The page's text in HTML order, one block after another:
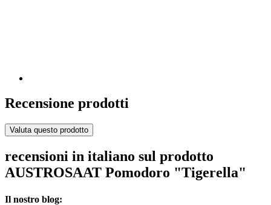
Recensione prodotti
Valuta questo prodotto
recensioni in italiano sul prodotto
AUSTROSAAT Pomodoro "Tigerella"
Il nostro blog: